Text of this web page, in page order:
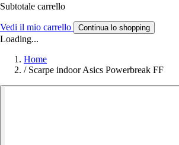
Subtotale carrello
Vedi il mio carrello Continua lo shopping
Loading...
Home
/ Scarpe indoor Asics Powerbreak FF